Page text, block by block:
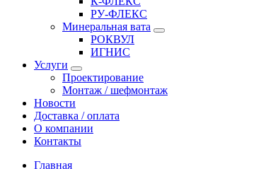
РУ-ФЛЕКС
Минеральная вата
РОКВУЛ
ИГНИС
Услуги
Проектирование
Монтаж / шефмонтаж
Новости
Доставка / оплата
О компании
Контакты
Главная